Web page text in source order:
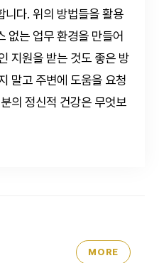
니다. 위의 방법들을 활용
없는 업무 환경을 만들어
지원을 받는 것도 좋은 방
말고 주변에 도움을 요청
의 정신적 건강은 무엇보
MORE